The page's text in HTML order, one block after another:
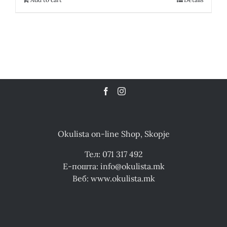
Okulista on-line Shop, Skopje
Тел: 071 317 492
Е-пошта: info@okulista.mk
Веб: www.okulista.mk